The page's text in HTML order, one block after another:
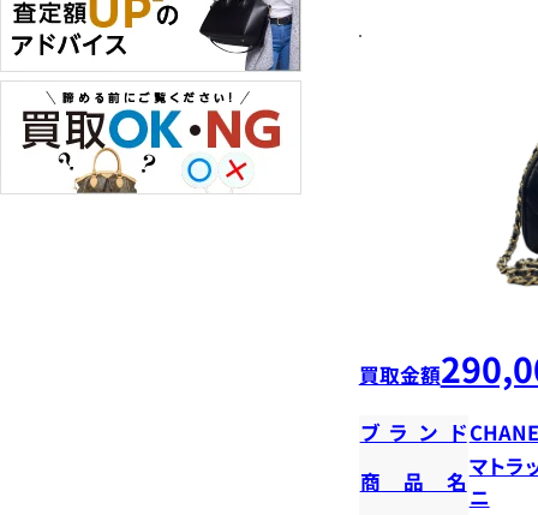
買取金額
ブランド
商品名
マトラ
ニ